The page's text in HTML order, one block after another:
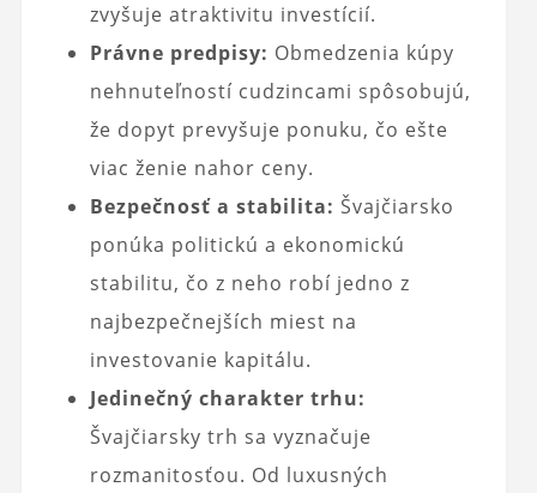
zvyšuje atraktivitu investícií.
Právne predpisy: Obmedzenia kúpy
nehnuteľností cudzincami spôsobujú,
že dopyt prevyšuje ponuku, čo ešte
viac ženie nahor ceny.
Bezpečnosť a stabilita: Švajčiarsko
ponúka politickú a ekonomickú
stabilitu, čo z neho robí jedno z
najbezpečnejších miest na
investovanie kapitálu.
Jedinečný charakter trhu:
Švajčiarsky trh sa vyznačuje
rozmanitosťou. Od luxusných